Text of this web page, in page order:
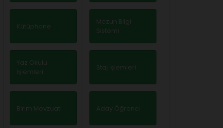
Kütüphane
Mezun Bilgi
Sistemi
Yaz Okulu
İşlemleri
Staj İşlemleri
Birim Mevzuatı Aday Öğrenci